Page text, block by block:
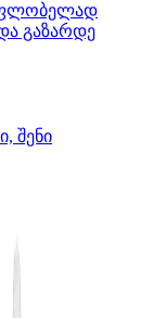
გაზარდე
შენი